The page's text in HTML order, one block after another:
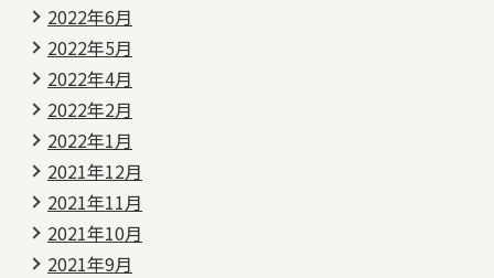
2022年6月
2022年5月
2022年4月
2022年2月
2022年1月
2021年12月
2021年11月
2021年10月
2021年9月